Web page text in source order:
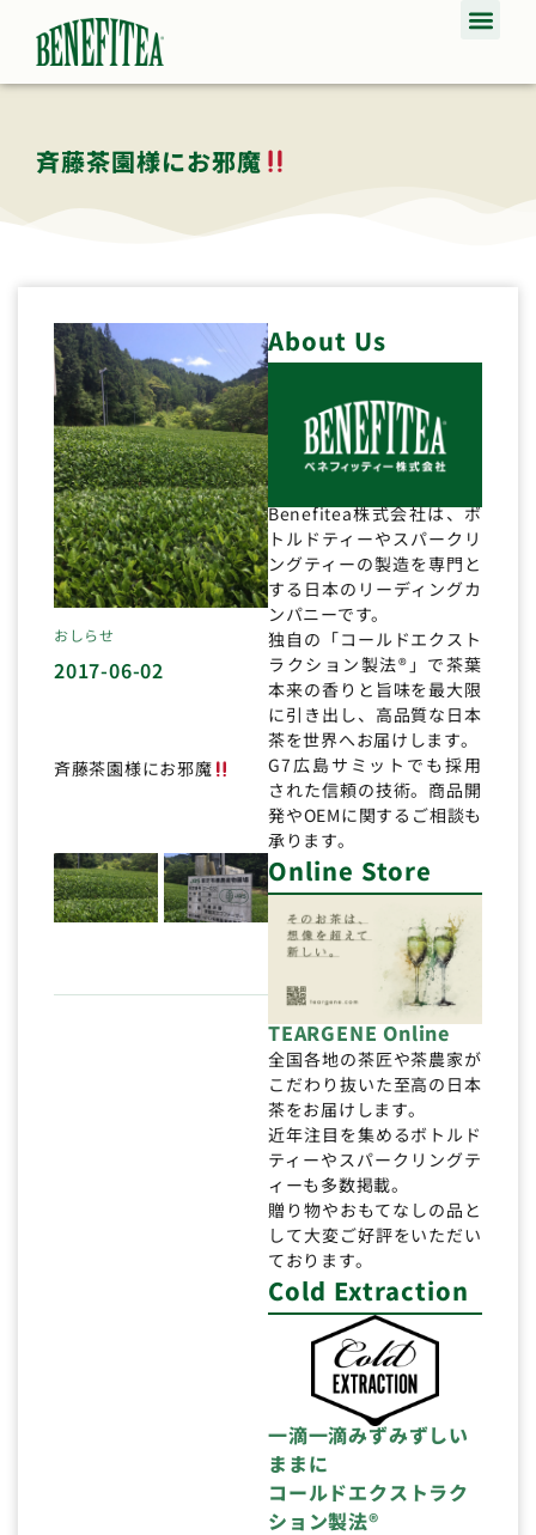
斉藤茶園様にお邪魔
おしらせ
2017-06-02
斉藤茶園様にお邪魔
About Us
Benefitea株式会社は、ボ
トルドティーやスパークリ
ングティーの製造を専門と
する日本のリーディングカ
ンパニーです。
独自の「コールドエクスト
ラクション製法®」で茶葉
本来の香りと旨味を最大限
に引き出し、高品質な日本
茶を世界へお届けします。
G7広島サミットでも採用
された信頼の技術。商品開
発やOEMに関するご相談も
承ります。
Online Store
TEARGENE Online
全国各地の茶匠や茶農家が
こだわり抜いた至高の日本
茶をお届けします。
近年注目を集めるボトルド
ティーやスパークリングテ
ィーも多数掲載。
贈り物やおもてなしの品と
して大変ご好評をいただい
ております。
Cold Extraction
一滴一滴みずみずしい
ままに
コールドエクストラク
ション製法®